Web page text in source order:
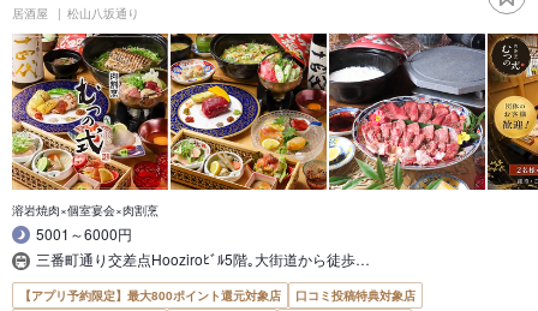
居酒屋 松山八坂通り
溶岩焼肉×個室宴会×肉割烹
5001～6000円
三番町通り交差点Hooziroﾋﾞﾙ5階｡大街道から徒歩…
【アプリ予約限定】最大800ポイント還元対象店
口コミ投稿特典対象店